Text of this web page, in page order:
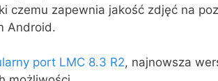
czemu zapewnia jakość zdjęć na
Android.
port LMC 8.3 R2, najnowsza